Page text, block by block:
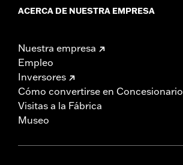
ACERCA DE NUESTRA EMPRESA
Nuestra empresa
Empleo
Inversores
Cómo convertirse en Concesionario
Visitas a la Fábrica
Museo